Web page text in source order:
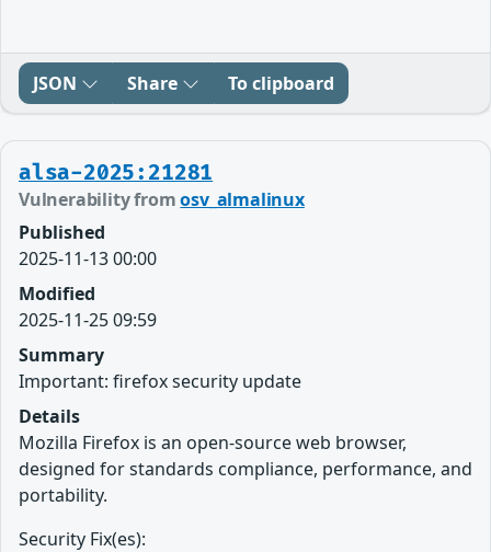
JSON Share To clipboard
alsa-2025:21281
Vulnerability fromosv_almalinux
Published
2025-11-13 00:00
Modified
2025-11-25 09:59
Summary
Important: firefox security update
Details
Mozilla Firefox is an open-source web browser,
designed for standards compliance, performance, and
portability.
Security Fix(es):